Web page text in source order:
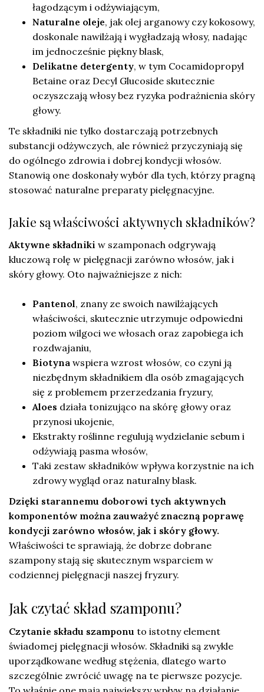
łagodzącym i odżywiającym,
Naturalne oleje, jak olej arganowy czy kokosowy,
doskonale nawilżają i wygładzają włosy, nadając
im jednocześnie piękny blask,
Delikatne detergenty, w tym Cocamidopropyl
Betaine oraz Decyl Glucoside skutecznie
oczyszczają włosy bez ryzyka podrażnienia skóry
głowy.
Te składniki nie tylko dostarczają potrzebnych
substancji odżywczych, ale również przyczyniają się
do ogólnego zdrowia i dobrej kondycji włosów.
Stanowią one doskonały wybór dla tych, którzy pragną
stosować naturalne preparaty pielęgnacyjne.
Jakie są właściwości aktywnych składników?
Aktywne składniki w szamponach odgrywają
kluczową rolę w pielęgnacji zarówno włosów, jak i
skóry głowy. Oto najważniejsze z nich:
Pantenol, znany ze swoich nawilżających
właściwości, skutecznie utrzymuje odpowiedni
poziom wilgoci we włosach oraz zapobiega ich
rozdwajaniu,
Biotyna wspiera wzrost włosów, co czyni ją
niezbędnym składnikiem dla osób zmagających
się z problemem przerzedzania fryzury,
Aloes działa tonizująco na skórę głowy oraz
przynosi ukojenie,
Ekstrakty roślinne regulują wydzielanie sebum i
odżywiają pasma włosów,
Taki zestaw składników wpływa korzystnie na ich
zdrowy wygląd oraz naturalny blask.
Dzięki starannemu doborowi tych aktywnych
komponentów można zauważyć znaczną poprawę
kondycji zarówno włosów, jak i skóry głowy.
Właściwości te sprawiają, że dobrze dobrane
szampony stają się skutecznym wsparciem w
codziennej pielęgnacji naszej fryzury.
Jak czytać skład szamponu?
Czytanie składu szamponu to istotny element
świadomej pielęgnacji włosów. Składniki są zwykle
uporządkowane według stężenia, dlatego warto
szczególnie zwrócić uwagę na te pierwsze pozycje.